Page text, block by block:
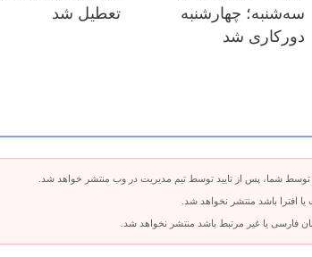
سه‌شنبه؛ چهارشنبه
دورکاری شد
تعطیل شد
شما، پس از تایید توسط تیم مدیریت در وب منتشر خواهد شد.
افترا باشد منتشر نخواهد شد.
فارسی یا غیر مرتبط باشد منتشر نخواهد شد.